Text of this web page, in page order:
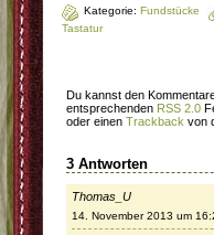
Kategorie: Fundstücke
Tastatur
Du kannst den
entsprechenden RSS 2.0
oder einen Trackback von
3 Antworten
Thomas_U
14. November 2013 um